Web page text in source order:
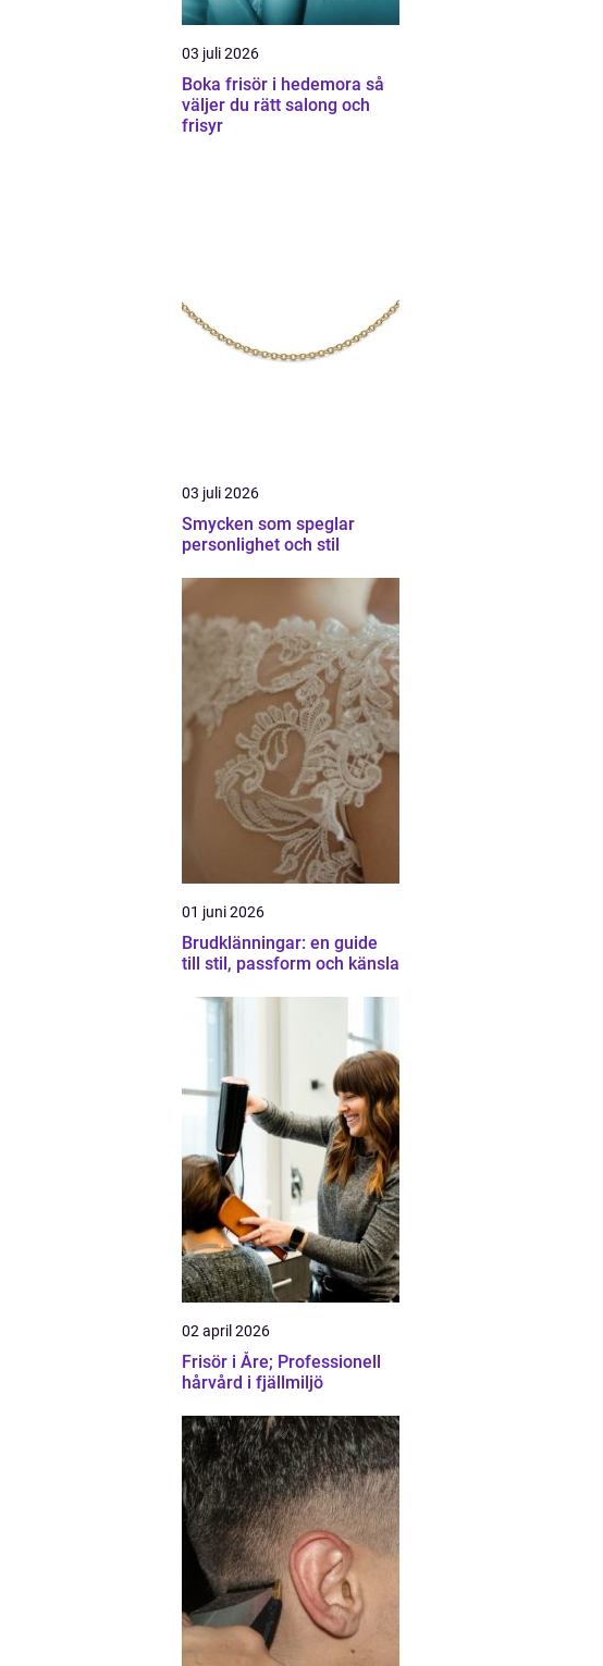
03 juli 2026
Boka frisör i hedemora så
väljer du rätt salong och
frisyr
03 juli 2026
Smycken som speglar
personlighet och stil
01 juni 2026
Brudklänningar: en guide
till stil, passform och känsla
02 april 2026
Frisör i Åre; Professionell
hårvård i fjällmiljö